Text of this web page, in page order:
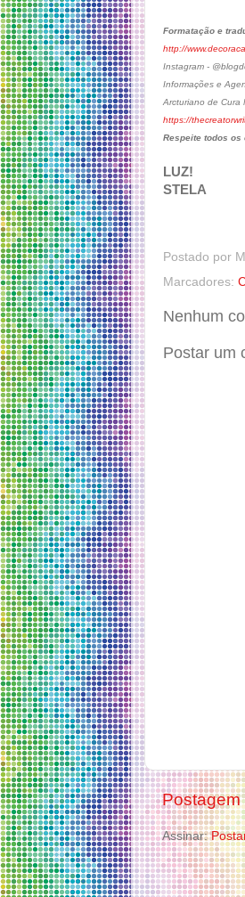
Formatação e
http://
Instagram -
Informações e
Arcturiano de Cura
https://
Respeite todos os
LUZ!
STELA
Postado por
Marcadores:
Nenhum
Postar um
Postagem
Assinar: